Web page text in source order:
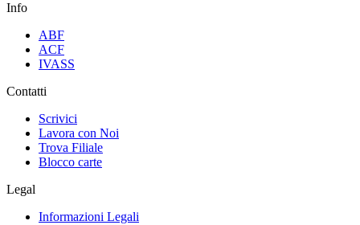
Info
ABF
ACF
IVASS
Contatti
Scrivici
Lavora con Noi
Trova Filiale
Blocco carte
Legal
Informazioni Legali